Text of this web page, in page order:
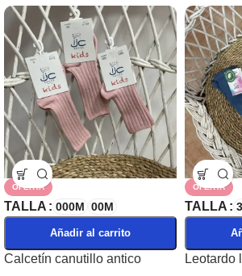
OFERTA
TALLA 000M 00M
Añadir al carrito
Calcetín canutillo antico
OFERTA
TALLA
Leotardo